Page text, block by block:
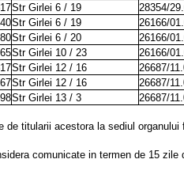
Str Girlei 6 / 19
28354/
Str Girlei 6 / 19
26166/
Str Girlei 6 / 20
26166/
Str Girlei 10 / 23
26166/
Str Girlei 12 / 16
26687/
Str Girlei 12 / 16
26687/
Str Girlei 13 / 3 26687/
titularii acestora la sediul organului
comunicate in termen de 15 zile